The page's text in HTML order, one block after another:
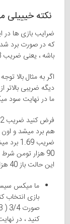
نکته خیییلی
ضرایب بازی ها
باشه ، یعنی ضریب 3 به بالا ( در خصوص میکس 2/3 ).
اگر به مثال بالا
ما در نهایت سود
این حالت باز 40 هزار تومن ضرر کردیم.